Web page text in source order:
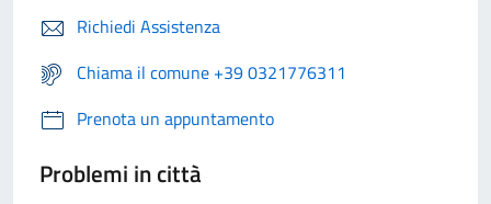
Richiedi Assistenza
Chiama il comune +39 0321776311
Prenota un appuntamento
Problemi in città